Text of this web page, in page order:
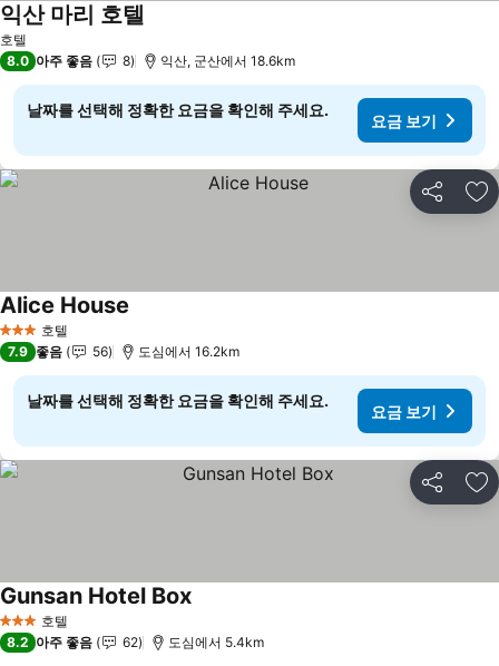
호텔
익산 마리 호텔
8.0 아주 좋음 8 익산, 군산에서 18.6km
날짜를 선택해 정확한 요금을 확인해 주세요.
요금 보기
공유 즐
3 성급 호텔
Alice House
7.9 좋음 56 도심에서 16.2km
날짜를 선택해 정확한 요금을 확인해 주세요.
요금 보기
공유 즐
3 성급 호텔
Gunsan Hotel Box요금 보기
8.2 아주 좋음 62 도심에서 5.4km